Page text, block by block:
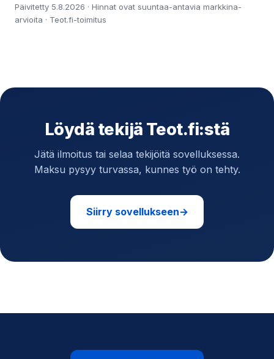
Päivitetty 5.8.2026 · Hinnat ovat suuntaa-antavia markkina-
arvioita · Teot.fi-toimitus
Löydä tekijä Teot.fi:stä
Jätä ilmoitus tai selaa tekijöitä sovelluksessa.
Maksu pysyy turvassa, kunnes työ on tehty.
Siirry sovellukseen→